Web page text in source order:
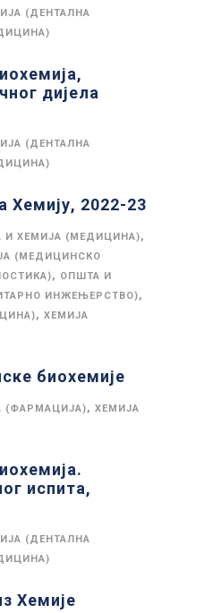
(ДЕНТАЛНА
дијела
(ДЕНТАЛНА
Хемију, 2022-23
И ХЕМИЈА (МЕДИЦИНА),
(МЕДИЦИНСКО
, ОПШТА И
ИНЖЕЊЕРСТВО),
, ХЕМИЈА
биохемије
(ФАРМАЦИЈА), ХЕМИЈА
испита,
(ДЕНТАЛНА
Хемије